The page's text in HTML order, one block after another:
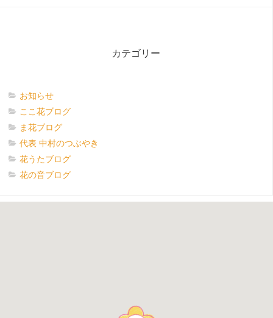
カテゴリー
お知らせ
ここ花ブログ
ま花ブログ
代表 中村のつぶやき
花うたブログ
花の音ブログ